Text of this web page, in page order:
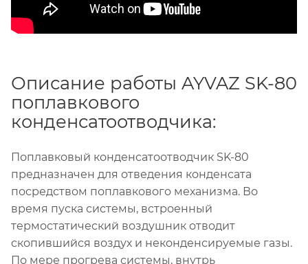
Описание работы AYVAZ SK-80
поплавкового
конденсатоотводчика:
Поплавковый конденсатоотводчик SK-80
предназначен для отведения конденсата
посредством поплавкового механизма. Во
время пуска системы, встроенный
термостатический воздушник отводит
скопившийся воздух и неконденсируемые газы.
По мере прогрева системы, внутрь